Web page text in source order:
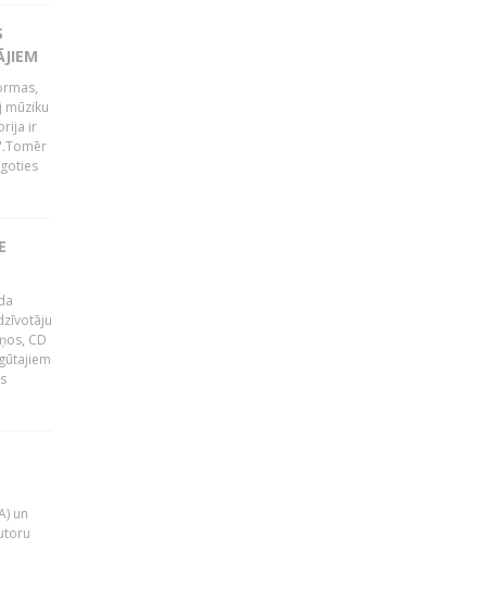
mūziku
ir
CD
un